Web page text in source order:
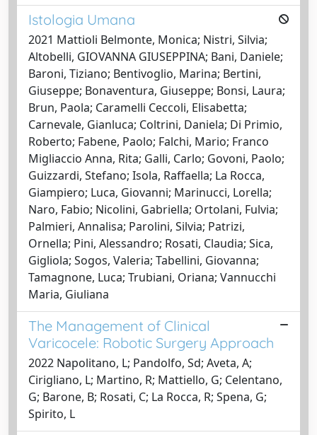
Istologia Umana
2021 Mattioli Belmonte, Monica; Nistri, Silvia;
Altobelli, GIOVANNA GIUSEPPINA; Bani, Daniele;
Baroni, Tiziano; Bentivoglio, Marina; Bertini,
Giuseppe; Bonaventura, Giuseppe; Bonsi, Laura;
Brun, Paola; Caramelli Ceccoli, Elisabetta;
Carnevale, Gianluca; Coltrini, Daniela; Di Primio,
Roberto; Fabene, Paolo; Falchi, Mario; Franco
Migliaccio Anna, Rita; Galli, Carlo; Govoni, Paolo;
Guizzardi, Stefano; Isola, Raffaella; La Rocca,
Giampiero; Luca, Giovanni; Marinucci, Lorella;
Naro, Fabio; Nicolini, Gabriella; Ortolani, Fulvia;
Palmieri, Annalisa; Parolini, Silvia; Patrizi,
Ornella; Pini, Alessandro; Rosati, Claudia; Sica,
Gigliola; Sogos, Valeria; Tabellini, Giovanna;
Tamagnone, Luca; Trubiani, Oriana; Vannucchi
Maria, Giuliana
The Management of Clinical
Varicocele: Robotic Surgery Approach
2022 Napolitano, L; Pandolfo, Sd; Aveta, A;
Cirigliano, L; Martino, R; Mattiello, G; Celentano,
G; Barone, B; Rosati, C; La Rocca, R; Spena, G;
Spirito, L